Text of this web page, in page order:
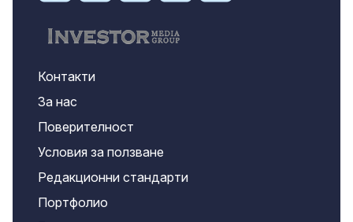
Контакти
За нас
Поверителност
Условия за ползване
Редакционни стандарти
Портфолио